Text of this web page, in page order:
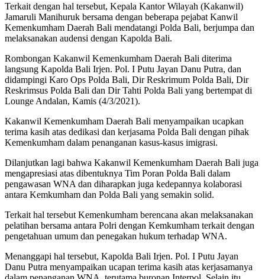
Terkait dengan hal tersebut, Kepala Kantor Wilayah (Kakanwil)
Jamaruli Manihuruk bersama dengan beberapa pejabat Kanwil
Kemenkumham Daerah Bali mendatangi Polda Bali, berjumpa dan
melaksanakan audensi dengan Kapolda Bali.
Rombongan Kakanwil Kemenkumham Daerah Bali diterima
langsung Kapolda Bali Irjen. Pol. I Putu Jayan Danu Putra, dan
didampingi Karo Ops Polda Bali, Dir Reskrimum Polda Bali, Dir
Reskrimsus Polda Bali dan Dir Tahti Polda Bali yang bertempat di
Lounge Andalan, Kamis (4/3/2021).
Kakanwil Kemenkumham Daerah Bali menyampaikan ucapkan
terima kasih atas dedikasi dan kerjasama Polda Bali dengan pihak
Kemenkumham dalam penanganan kasus-kasus imigrasi.
Dilanjutkan lagi bahwa Kakanwil Kemenkumham Daerah Bali juga
mengapresiasi atas dibentuknya Tim Poran Polda Bali dalam
pengawasan WNA dan diharapkan juga kedepannya kolaborasi
antara Kemkumham dan Polda Bali yang semakin solid.
Terkait hal tersebut Kemenkumham berencana akan melaksanakan
pelatihan bersama antara Polri dengan Kemkumham terkait dengan
pengetahuan umum dan penegakan hukum terhadap WNA.
Menanggapi hal tersebut, Kapolda Bali Irjen. Pol. I Putu Jayan
Danu Putra menyampaikan ucapan terima kasih atas kerjasamanya